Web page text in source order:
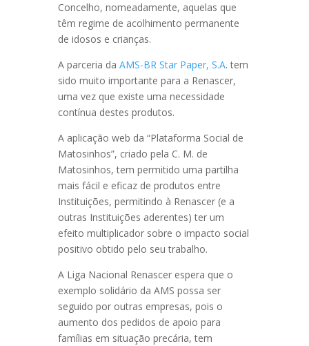
Concelho, nomeadamente, aquelas que
têm regime de acolhimento permanente
de idosos e crianças.
A parceria da AMS-BR Star Paper, S.A. tem
sido muito importante para a Renascer,
uma vez que existe uma necessidade
contínua destes produtos.
A aplicação web da “Plataforma Social de
Matosinhos”, criado pela C. M. de
Matosinhos, tem permitido uma partilha
mais fácil e eficaz de produtos entre
Instituições, permitindo à Renascer (e a
outras Instituições aderentes) ter um
efeito multiplicador sobre o impacto social
positivo obtido pelo seu trabalho.
A Liga Nacional Renascer espera que o
exemplo solidário da AMS possa ser
seguido por outras empresas, pois o
aumento dos pedidos de apoio para
famílias em situação precária, tem